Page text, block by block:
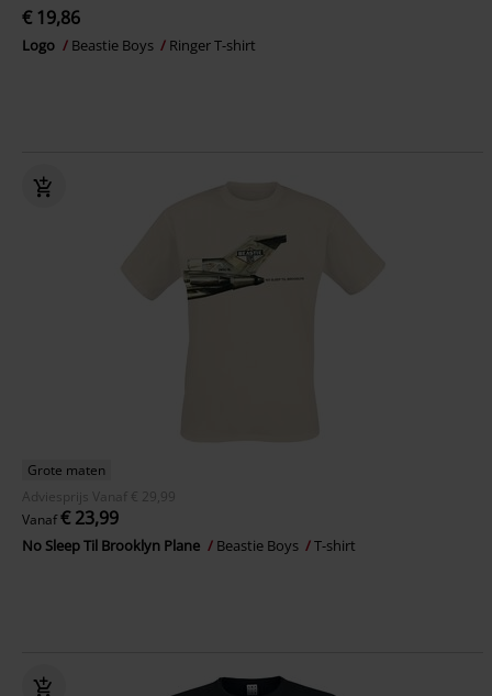
€ 19,86
Logo Beastie Boys Ringer T-shirt
Grote maten
Adviesprijs
Vanaf € 29,99
Vanaf€ 23,99
No Sleep Til Brooklyn Plane Beastie Boys T-shirt